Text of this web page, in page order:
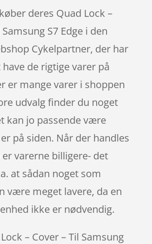
deres Quad Lock –
S7 Edge i den
Cykelpartner, der har
de rigtige varer på
er mange varer i shoppen
udvalg finder du noget
kan jo passende være
på siden. Når der handles
varerne billigere- det
at sådan noget som
være meget lavere, da en
ikke er nødvendig.
– Cover – Til Samsung